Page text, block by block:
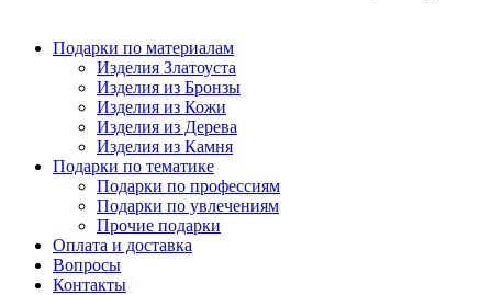
Подарки по материалам
Изделия Златоуста
Изделия из Бронзы
Изделия из Кожи
Изделия из Дерева
Изделия из Камня
Подарки по тематике
Подарки по профессиям
Подарки по увлечениям
Прочие подарки
Оплата и доставка
Вопросы
Контакты